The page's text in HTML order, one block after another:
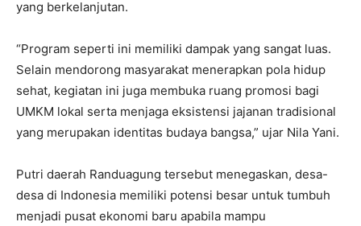
yang berkelanjutan.
“Program seperti ini memiliki dampak yang sangat luas.
Selain mendorong masyarakat menerapkan pola hidup
sehat, kegiatan ini juga membuka ruang promosi bagi
UMKM lokal serta menjaga eksistensi jajanan tradisional
yang merupakan identitas budaya bangsa,” ujar Nila Yani.
Putri daerah Randuagung tersebut menegaskan, desa-
desa di Indonesia memiliki potensi besar untuk tumbuh
menjadi pusat ekonomi baru apabila mampu